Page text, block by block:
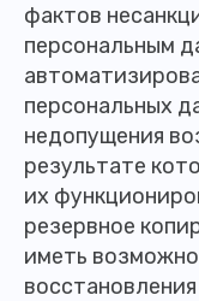
фактов
персональным
персональных
недопущения
результате
их
резервное
иметь